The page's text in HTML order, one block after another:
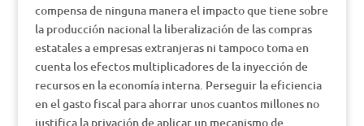
compensa de ninguna manera el impacto que tiene sobre
la producción nacional la liberalización de las compras
estatales a empresas extranjeras ni tampoco toma en
cuenta los efectos multiplicadores de la inyección de
recursos en la economía interna. Perseguir la eficiencia
en el gasto fiscal para ahorrar unos cuantos millones no
justifica la privación de aplicar un mecanismo de